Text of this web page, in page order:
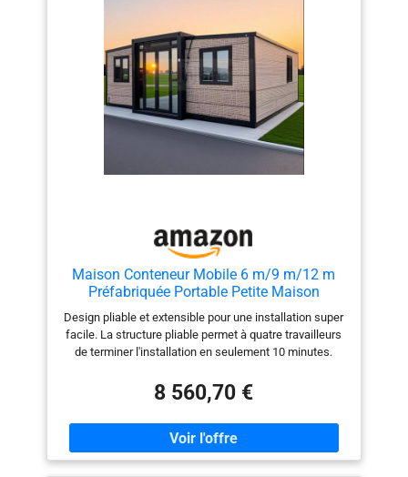
Maison Conteneur Mobile 6 m/9 m/12 m
Préfabriquée Portable Petite Maison
Design pliable et extensible pour une installation super
facile. La structure pliable permet à quatre travailleurs
de terminer l'installation en seulement 10 minutes.
peut être plié dans une taille standard de conteneur
pour le transport, réduisant considérablement les coûts
logistiques. Plusieurs tailles disponibles pour répondre
aux différents besoins. Disponible en tailles de 20
pieds, 30 pieds, 40 pieds et 700 mm de large, il y a une
taille adaptée pour une vie en solo, un usage familial ou
8 560,70 €